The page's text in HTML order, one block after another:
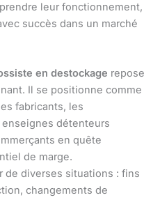
leur fonctionnement,
succès dans un marché
en destockage repose
Il se positionne comme
fabricants, les
détenteurs
en quête
de marge.
de diverses situations : fins
changements de